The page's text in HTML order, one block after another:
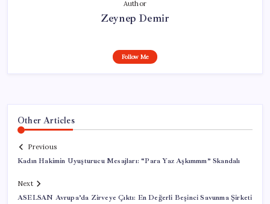
Author
Zeynep Demir
Follow Me
Other Articles
Previous
Kadın Hakimin Uyuşturucu Mesajları: “Para Yaz Aşkımmm” Skandalı
Next
ASELSAN Avrupa’da Zirveye Çıktı: En Değerli Beşinci Savunma Şirketi